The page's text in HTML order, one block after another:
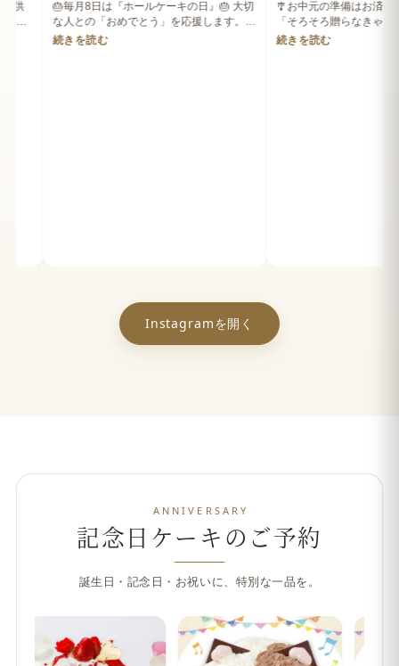
🎂毎月8日は『ホールケーキの日』🎂 大切
な人との「おめでとう」を応援します。
続きを読む
🎐お中元の準備はお済みですか
「そろそろ贈らなきゃ！」と思
ちに、あ
続きを読む
Instagramを開く
ANNIVERSARY
記念日ケーキのご予約
誕生日・記念日・お祝いに、特別な一品を。